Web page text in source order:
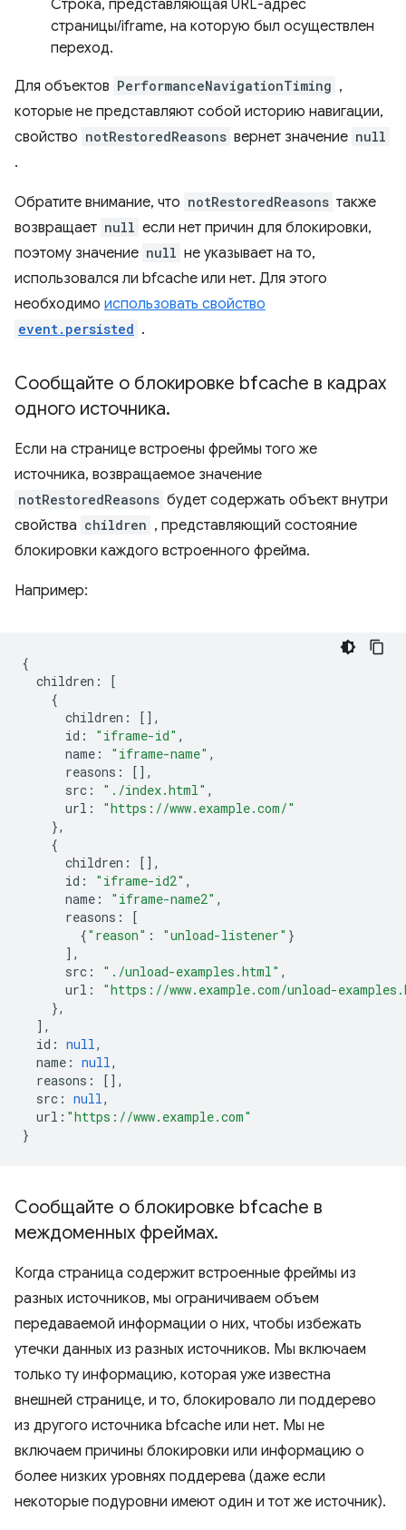
Строка, представляющая URL-адрес
страницы/iframe, на которую был осуществлен
переход.
Для объектов PerformanceNavigationTiming ,
которые не представляют собой историю навигации,
свойство notRestoredReasons вернет значение null
.
Обратите внимание, что notRestoredReasons также
возвращает null если нет причин для блокировки,
поэтому значение null не указывает на то,
использовался ли bfcache или нет. Для этого
необходимо использовать свойство
event.persisted .
Сообщайте о блокировке bfcache в кадрах
одного источника.
Если на странице встроены фреймы того же
источника, возвращаемое значение
notRestoredReasons будет содержать объект внутри
свойства children , представляющий состояние
блокировки каждого встроенного фрейма.
Например:
{
children :
[
{
children :
[],
id : "iframe-id" ,
name : "iframe-name" ,
reasons :
[],
src : "./index.html" ,
url :
"https://www.example.com/"
},
{
children :
[],
id : "iframe-id2" ,
name : "iframe-name2" ,
reasons :
[
{"reason" : "unload-listener" }
],
src : "./unload-examples.html" ,
url :
"https://www.example.com/unload-
},
],
id : null,
name : null,
reasons :
[],
src : null,
url : "https://www.example.com"
}
Сообщайте о блокировке bfcache в
междоменных фреймах.
Когда страница содержит встроенные фреймы из
разных источников, мы ограничиваем объем
передаваемой информации о них, чтобы избежать
утечки данных из разных источников. Мы включаем
только ту информацию, которая уже известна
внешней странице, и то, блокировало ли поддерево
из другого источника bfcache или нет. Мы не
включаем причины блокировки или информацию о
более низких уровнях поддерева (даже если
некоторые подуровни имеют один и тот же источник).